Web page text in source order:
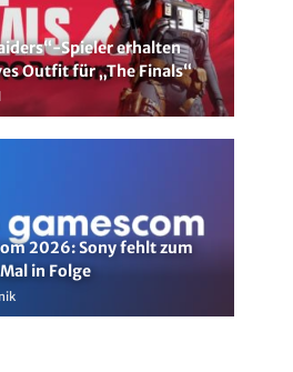
Spieler erhalten
Outfit für „The Finals“
2026: Sony fehlt zum
in Folge